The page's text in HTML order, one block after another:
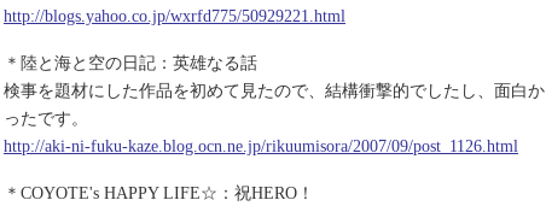
http://blogs.yahoo.co.jp/wxrfd775/50929221.html
＊陸と海と空の日記：英雄なる話
検事を題材にした作品を初めて見たので、結構衝撃的でしたし、面白か
ったです。
http://aki-ni-fuku-kaze.blog.ocn.ne.jp/rikuumisora/2007/09/post_1126.html
＊COYOTE's HAPPY LIFE☆：祝HERO！